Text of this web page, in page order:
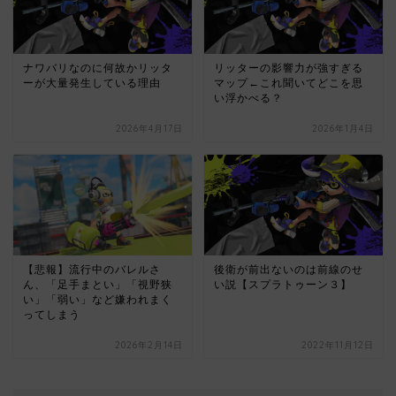
ナワバリなのに何故かリッタ
ーが大量発生している理由
2026年4月17日
リッターの影響力が強すぎる
マップ←これ聞いてどこを思
い浮かべる？
2026年1月4日
【悲報】流行中のバレルさ
ん、「足手まとい」「視野狭
い」「弱い」など嫌われまく
ってしまう
2026年2月14日
後衛が前出ないのは前線のせ
い説【スプラトゥーン３】
2022年11月12日